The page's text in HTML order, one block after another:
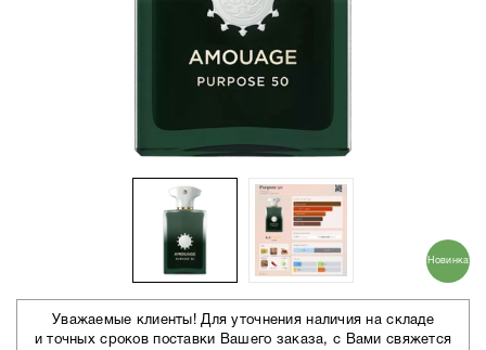
Новинка
Уважаемые клиенты! Для уточнения наличия на складе
и точных сроков поставки Вашего заказа, с Вами свяжется